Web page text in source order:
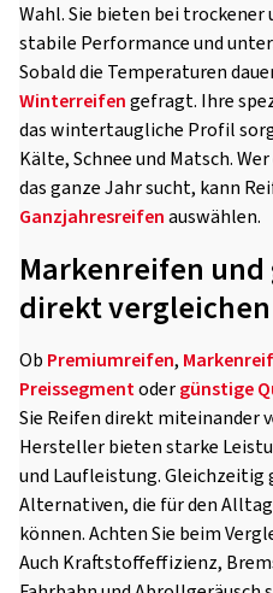
Wahl. Sie bieten bei trockener
stabile Performance und
Sobald die Temperaturen
Winterreifengefragt. Ihre
das wintertaugliche Profil
Kälte, Schnee und Matsch.
das ganze Jahr sucht, kann
Ganzjahresreifenauswählen.
Markenreifen
direkt vergleichen
Ob Premiumreifen,
Preissegmentodergünstige
Sie Reifen direkt miteinander
Hersteller bieten starke
und Laufleistung. Gleichzeitig
Alternativen, die für den
können. Achten Sie beim
Auch Kraftstoffeffizienz,